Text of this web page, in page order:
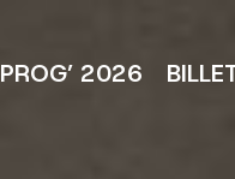
PROG’ 2026